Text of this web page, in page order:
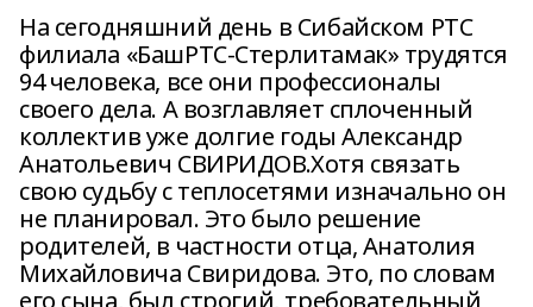
На сегодняшний день в Сибайском РТС
филиала «БашРТС-Стерлитамак» трудятся
94 человека, все они профессионалы
своего дела. А возглавляет сплоченный
коллектив уже долгие годы Александр
Анатольевич СВИРИДОВ.Хотя связать
свою судьбу с теплосетями изначально он
не планировал. Это было решение
родителей, в частности отца, Анатолия
Михайловича Свиридова. Это, по словам
его сына, был строгий, требовательный